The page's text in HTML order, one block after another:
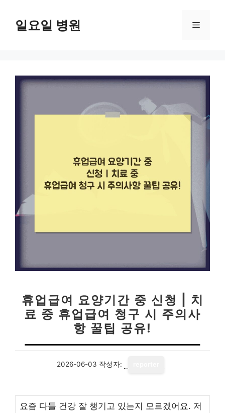
일요일 병원 메
휴업급여 요양기간 중 신청 | 치
료 중 휴업급여 청구 시 주의사
항 꿀팁 공유!
2026-06-03 작성자:
요즘 다들 건강 잘 챙기고 있는지 모르겠어요. 저